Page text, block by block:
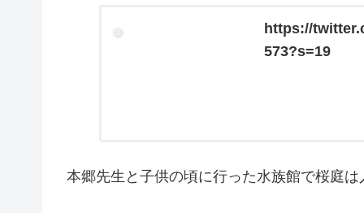
https://
573?s=19
本郷先生と子供の頃に行った水族館で桜庭